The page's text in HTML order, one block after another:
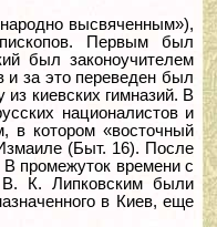
высвяченным»),
Первым был
был законоучителем
и за это переведен был
из киевских гимназий. В
националистов и
в котором «восточный
(Быт. 16). После
В промежуток времени с
В. К. Липковским были
в Киев, еще